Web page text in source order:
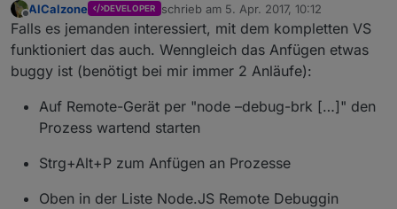
Offline
AlCalzone DEVELOPER schrieb am 5. Apr. 2017, 10:12
zuletzt editiert von
Falls es jemanden interessiert, mit dem kompletten VS
funktioniert das auch. Wenngleich das Anfügen etwas
buggy ist (benötigt bei mir immer 2 Anläufe):
Auf Remote-Gerät per "node –debug-brk […]" den
Prozess wartend starten
Strg+Alt+P zum Anfügen an Prozesse
Oben in der Liste Node.JS Remote Debuggin